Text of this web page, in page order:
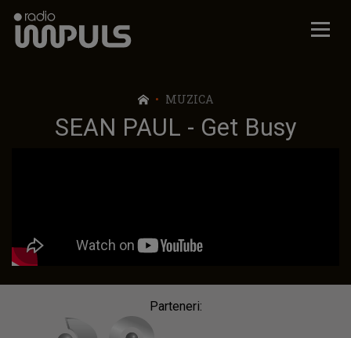
Radio Impuls
MUZICA
SEAN PAUL - Get Busy
Parteneri: